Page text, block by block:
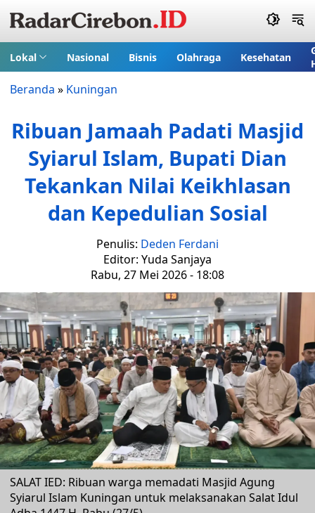
Lokal Nasional Bisnis Olahraga Kesehatan
Beranda » Kuningan
Ribuan Jamaah Padati Masjid
Syiarul Islam, Bupati Dian
Tekankan Nilai Keikhlasan
dan Kepedulian Sosial
Penulis: Deden Ferdani
Editor: Yuda Sanjaya
Rabu, 27 Mei 2026 - 18:08
SALAT IED: Ribuan warga memadati Masjid Agung
Syiarul Islam Kuningan untuk melaksanakan Salat Idul